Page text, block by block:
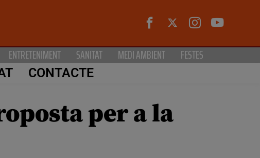
ENTRETENIMENT SANITAT MEDI AMBIENT FESTES
CONTACTE
per a la